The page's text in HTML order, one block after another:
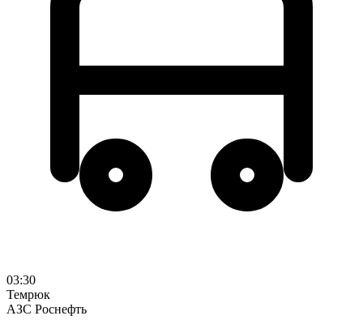
03:30
Темрюк
АЗС Роснефть